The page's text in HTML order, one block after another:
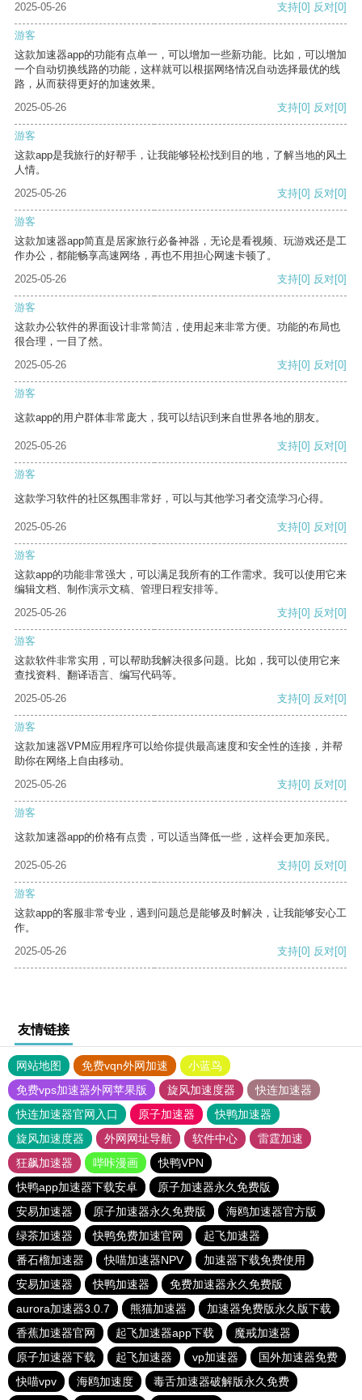
2025-05-26 支持[0] 反对[0]
游客
这款加速器app的功能有点单一，可以增加一些新功能。比如，可以增加
一个自动切换线路的功能，这样就可以根据网络情况自动选择最优的线
路，从而获得更好的加速效果。
2025-05-26
支持[0] 反对[0]
游客
这款app是我旅行的好帮手，让我能够轻松找到目的地，了解当地的风土
人情。
2025-05-26
支持[0] 反对[0]
游客
这款加速器app简直是居家旅行必备神器，无论是看视频、玩游戏还是工
作办公，都能畅享高速网络，再也不用担心网速卡顿了。
2025-05-26
支持[0] 反对[0]
游客
这款办公软件的界面设计非常简洁，使用起来非常方便。功能的布局也
很合理，一目了然。
2025-05-26
支持[0] 反对[0]
游客
这款app的用户群体非常庞大，我可以结识到来自世界各地的朋友。
2025-05-26 支持[0] 反对[0]
游客
这款学习软件的社区氛围非常好，可以与其他学习者交流学习心得。
2025-05-26 支持[0] 反对[0]
游客
这款app的功能非常强大，可以满足我所有的工作需求。我可以使用它来
编辑文档、制作演示文稿、管理日程安排等。
2025-05-26
支持[0] 反对[0]
游客
这款软件非常实用，可以帮助我解决很多问题。比如，我可以使用它来
查找资料、翻译语言、编写代码等。
2025-05-26
支持[0] 反对[0]
游客
这款加速器VPM应用程序可以给你提供最高速度和安全性的连接，并帮
助你在网络上自由移动。
2025-05-26
支持[0] 反对[0]
游客
这款加速器app的价格有点贵，可以适当降低一些，这样会更加亲民。
2025-05-26 支持[0] 反对[0]
游客
这款app的客服非常专业，遇到问题总是能够及时解决，让我能够安心工
作。
2025-05-26
支持[0] 反对[0]
友情链接
网站地图 免费vqn外网加速
小蓝鸟
免费vps加速器外网苹果版
旋风加速度器
快连加速器
快连加速器官网入口
原子加速器
快鸭加速器
旋风加速度器
外网网址导航 软件中心
雷霆加速
狂飙加速器
哔咔漫画
快鸭VPN
快鸭app加速器下载安卓
原子加速器永久免费版
安易加速器
原子加速器永久免费版
海鸥加速器官方版
绿茶加速器
快鸭免费加速官网
起飞加速器
番石榴加速器
快喵加速器NPV
加速器下载免费使用
安易加速器
快鸭加速器
免费加速器永久免费版
aurora加速器3.0.7
熊猫加速器
加速器免费版永久版下载
香蕉加速器官网
起飞加速器app下载
魔戒加速器
原子加速器下载
起飞加速器 vp加速器
国外加速器免费
快喵vpv
海鸥加速度
毒舌加速器破解版永久免费